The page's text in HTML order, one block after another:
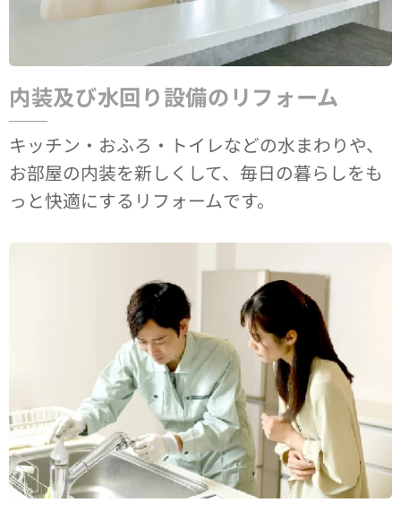
内装及び水回り設備のリフォーム
キッチン・おふろ・トイレなどの水まわりや、
お部屋の内装を新しくして、毎日の暮らしをも
っと快適にするリフォームです。